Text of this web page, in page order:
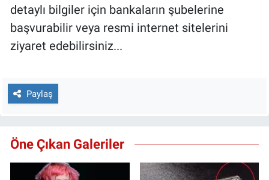
detaylı bilgiler için bankaların şubelerine
başvurabilir veya resmi internet sitelerini
ziyaret edebilirsiniz...
Paylaş
Öne Çıkan Galeriler